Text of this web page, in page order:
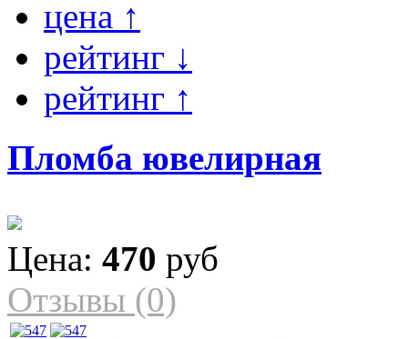
цена ↑
рейтинг ↓
рейтинг ↑
Пломба ювелирная
Цена: 470 руб
Отзывы (0)